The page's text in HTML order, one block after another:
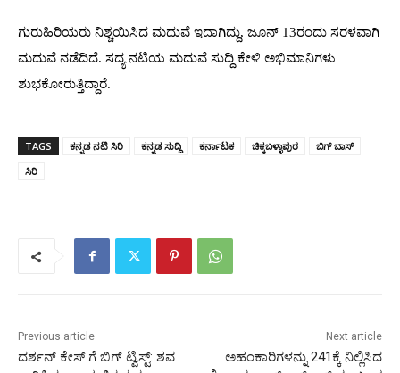
ಗುರುಹಿರಿಯರು ನಿಶ್ಚಯಿಸಿದ ಮದುವೆ ಇದಾಗಿದ್ದು, ಜೂನ್ 13ರಂದು ಸರಳವಾಗಿ
ಮದುವೆ ನಡೆದಿದೆ. ಸದ್ಯ ನಟಿಯ ಮದುವೆ ಸುದ್ದಿ ಕೇಳಿ ಅಭಿಮಾನಿಗಳು
ಶುಭಕೋರುತ್ತಿದ್ದಾರೆ.
TAGS ಕನ್ನಡ ನಟಿ ಸಿರಿ ಕನ್ನಡ ಸುದ್ದಿ ಕರ್ನಾಟಕ ಚಿಕ್ಕಬಳ್ಳಾಪುರ
ಬಿಗ್ ಬಾಸ್
ಸಿರಿ
Previous article
ದರ್ಶನ್ ಕೇಸ್ ಗೆ ಬಿಗ್ ಟ್ವಿಸ್ಟ್: ಶವ
Next article
ಅಹಂಕಾರಿಗಳನ್ನು 241ಕ್ಕೆ ನಿಲ್ಲಿಸಿದ